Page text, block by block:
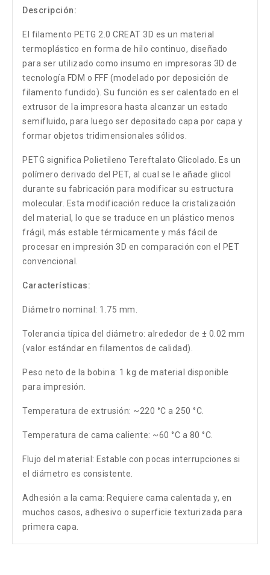
Descripción:
El filamento PETG 2.0 CREAT 3D es un material
termoplástico en forma de hilo continuo, diseñado
para ser utilizado como insumo en impresoras 3D de
tecnología FDM o FFF (modelado por deposición de
filamento fundido). Su función es ser calentado en el
extrusor de la impresora hasta alcanzar un estado
semifluido, para luego ser depositado capa por capa y
formar objetos tridimensionales sólidos.
PETG significa Polietileno Tereftalato Glicolado. Es un
polímero derivado del PET, al cual se le añade glicol
durante su fabricación para modificar su estructura
molecular. Esta modificación reduce la cristalización
del material, lo que se traduce en un plástico menos
frágil, más estable térmicamente y más fácil de
procesar en impresión 3D en comparación con el PET
convencional.
Características:
Diámetro nominal: 1.75 mm.
Tolerancia típica del diámetro: alrededor de ± 0.02 mm
(valor estándar en filamentos de calidad).
Peso neto de la bobina: 1 kg de material disponible
para impresión.
Temperatura de extrusión: ~220 °C a 250 °C.
Temperatura de cama caliente: ~60 °C a 80 °C.
Flujo del material: Estable con pocas interrupciones si
el diámetro es consistente.
Adhesión a la cama: Requiere cama calentada y, en
muchos casos, adhesivo o superficie texturizada para
primera capa.